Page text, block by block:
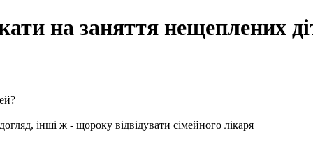
на заняття нещеплених
інші ж - щороку відвідувати сімейного лікаря